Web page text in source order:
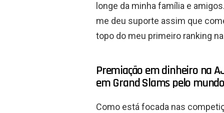
longe da minha família e
me deu suporte assim que
topo do meu primeiro ranking na
Premiação em dinheiro na
em Grand Slams pelo mundo
Como está focada nas